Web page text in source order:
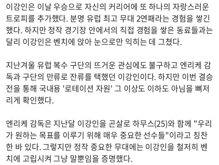
이강인은 이날 우승으로 자신의 커리어에 또 하나의 자랑스러운
트로피를 추가했다. 분명 유럽 최고 무대 2연패라는 경험을 쌓긴
했다. 하지만 정작 경기장 안에서의 직접 경험을 쌓은 동료들과는
달리 이강인은 벤치에 앉아 눈으로만 익히는 데 그쳤다.
지난겨울 유럽 복수 구단의 뜨거운 관심에도 불구하고 엔리케 감
독과 구단의 만류로 잔류를 택했던 이강인이다. 하지만 이번 결승
전을 통해 국내용 '로테이션 자원' 그 이상도 이하도 아님을 뼈저
리게 확인했다.
엔리케 감독은 지난달 이강인을 곤살로 하무스(25)와 함께 "우리
가 원하는 목표를 이루기 위해 매우 중요한 선수들"이라고 칭찬
한 바 있다. 그렇지만 정작 중요한 무대에는 이강인을 철저히 벤
치에 고립시켜 그냥 말뿐임을 증명했다.